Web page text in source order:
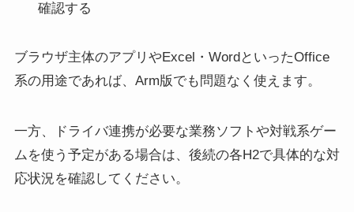
確認する
ブラウザ主体のアプリやExcel・WordといったOffice
系の用途であれば、Arm版でも問題なく使えます。
一方、ドライバ連携が必要な業務ソフトや対戦系ゲー
ムを使う予定がある場合は、後続の各H2で具体的な対
応状況を確認してください。